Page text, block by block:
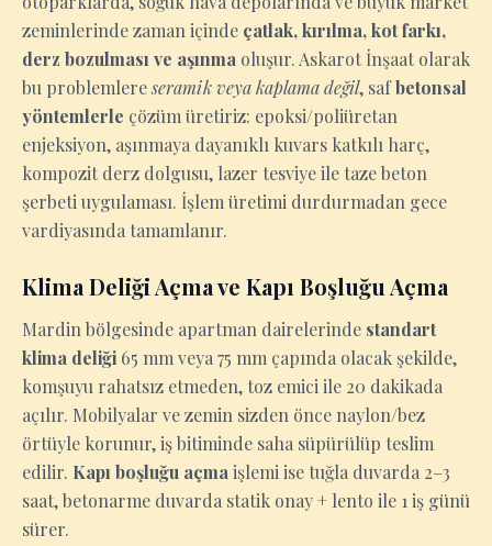
zeminlerinde zaman içinde çatlak, kırılma, kot farkı,
derz bozulması ve aşınma oluşur. Askarot İnşaat olarak
bu problemlereseramik veya kaplama değil, safbetonsal
yöntemlerle çözüm üretiriz: epoksi/poliüretan
enjeksiyon, aşınmaya dayanıklı kuvars katkılı harç,
kompozit derz dolgusu, lazer tesviye ile taze beton
şerbeti uygulaması. İşlem üretimi durdurmadan gece
vardiyasında tamamlanır.
Klima Deliği Açma ve Kapı Boşluğu Açma
Mardin bölgesinde apartman dairelerinde standart
klima deliği 65 mm veya 75 mm çapında olacak şekilde,
komşuyu rahatsız etmeden, toz emici ile 20 dakikada
açılır. Mobilyalar ve zemin sizden önce naylon/bez
örtüyle korunur, iş bitiminde saha süpürülüp teslim
edilir. Kapı boşluğu açma işlemi ise tuğla duvarda 2–3
saat, betonarme duvarda statik onay + lento ile 1 iş günü
sürer.